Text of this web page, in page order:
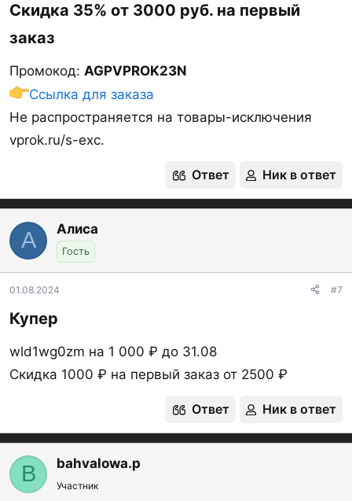
Скидка 35% от 3000 руб. на первый
заказ​
Промокод: AGPVPROK23N
Ссылка для заказа
Не распространяется на товары-исключения
vprok.ru/s-exc.
Ответ Ник в ответ
А Алиса
Гость
01.08.2024 #7
Купер​
wld1wg0zm на 1 000 ₽ до 31.08
Скидка 1000 ₽ на первый заказ от 2500 ₽
Ответ Ник в ответ
B bahvalowa.p
Участник